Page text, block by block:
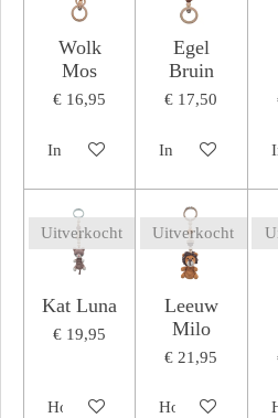
Wolk
Mos
€ 16,95
In winkelwagen
Egel
Bruin
€ 17,50
In winkelwagen
Uitverkocht
Kat Luna
€ 19,95
Houd mij op de hoogte
Uitverkocht
Leeuw
Milo
€ 21,95
Houd mij op de